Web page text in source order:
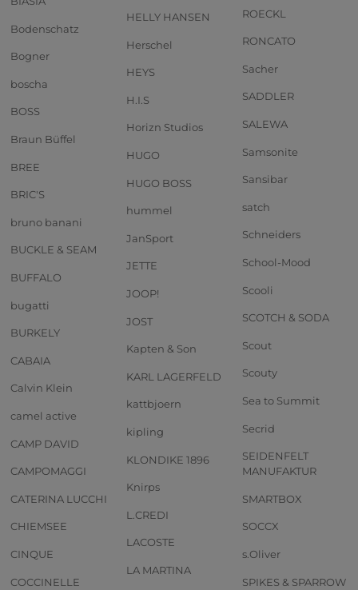
Bodenschatz
Bogner
boscha
BOSS
Braun Büffel
BREE
BRIC'S
bruno banani
BUCKLE & SEAM
BUFFALO
bugatti
BURKELY
CABAIA
Calvin Klein
camel active
CAMP DAVID
CAMPOMAGGI
CATERINA LUCCHI
CHIEMSEE
CINQUE
COCCINELLE
HELLY HANSEN
Herschel
HEYS
H.I.S
Horizn Studios
HUGO
HUGO BOSS
hummel
JanSport
JETTE
JOOP!
JOST
Kapten & Son
KARL LAGERFELD
kattbjoern
kipling
KLONDIKE 1896
Knirps
L.CREDI
LACOSTE
LA MARTINA
ROECKL
RONCATO
Sacher
SADDLER
SALEWA
Samsonite
Sansibar
satch
Schneiders
School-Mood
Scooli
SCOTCH & SODA
Scout
Scouty
Sea to Summit
Secrid
SEIDENFELT
MANUFAKTUR
SMARTBOX
SOCCX
s.Oliver
SPIKES & SPARROW